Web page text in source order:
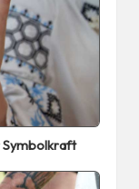
Symbolkraft